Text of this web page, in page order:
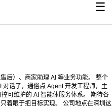
☰
后）、商家助理 AI 等业务功能。 整个
话了，通俗点 Agent 开发工程师，主
可维护的 AI 智能体服务体系。 期待各
着眼于把目标实现。 公司地点在深圳这